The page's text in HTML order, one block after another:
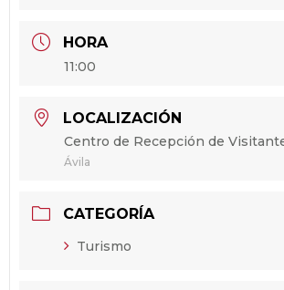
HORA
11:00
LOCALIZACIÓN
Centro de Recepción de
Ávila
CATEGORÍA
Turismo